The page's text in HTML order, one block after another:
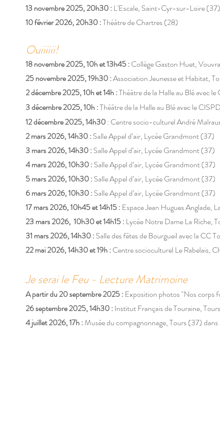
13 novembre 2025, 20h30 :L'Escale, Saint-Cyr-sur-Loire (37)
10 février 2026, 20h30 :Théâtre de Chartres (28)
Ouiiiiii!
18 novembre 2025, 10h et 13h45 :Collège Gaston Huet,
25 novembre 2025, 19h30 :Association Jeunesse et Habitat,
2 décembre 2025, 10h et 14h :Théâtre de la Halle au Blé avec
3 décembre 2025, 10h :Théâtre de la Halle au Blé avec le
12 décembre 2025, 14h30: Centre socio-culturel André
2 mars 2026, 14h30 :Salle Appel d’air, Lycée Grandmont (37)
3 mars 2026, 14h30 :Salle Appel d’air, Lycée Grandmont (37)
4 mars 2026, 10h30 :Salle Appel d’air, Lycée Grandmont (37)
5 mars 2026, 10h30 :Salle Appel d’air, Lycée Grandmont (37)
6 mars 2026, 10h30 :Salle Appel d’air, Lycée Grandmont (37)
17 mars 2026, 10h45 et 14h15 :Espace Jean Hugues Anglade,
23 mars 2026, 10h30 et 14h15 :Lycée Notre Dame La Riche,
31 mars 2026, 14h30 :Salle des fêtes de Bourgueilavecla CC
22 mai 2026, 14h30 et 19h :Centre socioculturel Le Rabelais,
Je serai le Feu - Lecture Matrimoine
A partir du 20 septembre 2025 :Exposition photos "Nos corps
26 septembre 2025, 14h30 :Institut Français de Touraine,
4 juillet 2026, 17h :Musée du compagnonnage, Tours (37)